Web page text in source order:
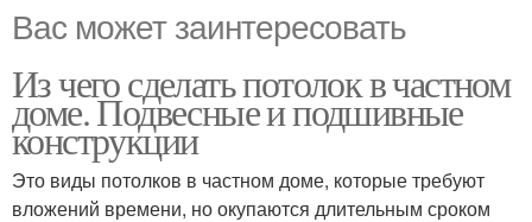
Вас может заинтересовать
Из чего сделать потолок в частном
доме. Подвесные и подшивные
конструкции
Это виды потолков в частном доме, которые требуют
вложений времени, но окупаются длительным сроком